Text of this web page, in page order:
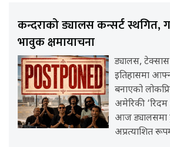
कन्दराको ड्यालस कन्सर्ट स्थगित,
भावुक क्षमायाचना
ड्यालस,
इतिहासमा
बनाएको
अमेरिकी
आज ड्यालसमा
अप्रत्याशित